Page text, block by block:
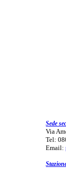
Sede
Via
Tel:
Email: